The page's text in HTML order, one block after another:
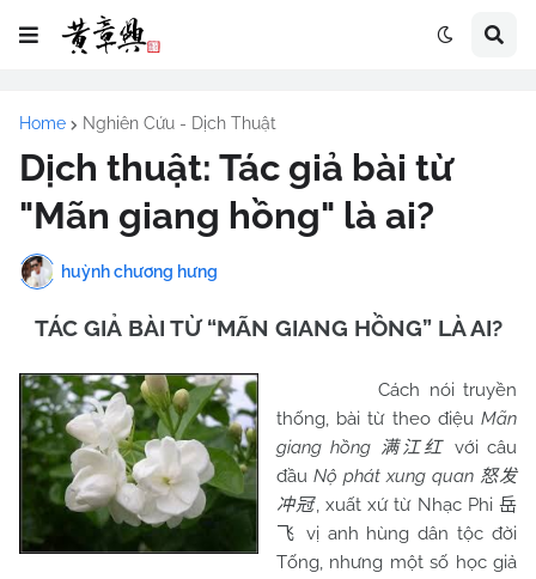
Home Nghiên Cứu - Dịch Thuật
Dịch thuật: Tác giả bài từ
"Mãn giang hồng" là ai?
huỳnh chương hưng
TÁC GIẢ BÀI TỪ “MÃN GIANG HỒNG” LÀ AI?
Cách nói truyền
thống, bài từ theo điệu Mãn
giang hồng
满江红 với câu
đầu Nộ phát xung quan 怒发
冲冠, xuất xứ từ Nhạc Phi 岳
飞
vị anh hùng dân tộc đời
Tống, nhưng một số học giả